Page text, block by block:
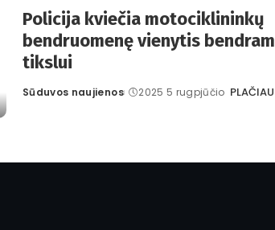
Policija kviečia motociklininkų
bendruomenę vienytis bendram
tikslui
Posted
Sūduvos naujienos 2025 5 rugpjūčio PLAČIAU